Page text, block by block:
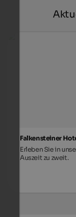
Falkensteiner
Erleben Sie in
Auszeit zu zweit.